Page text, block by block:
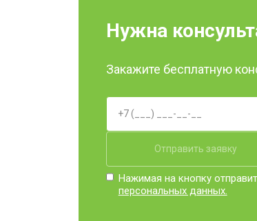
Нужна
Закажите бесплатную
Отправить заявку
Нажимая на кнопку
персональных данных.